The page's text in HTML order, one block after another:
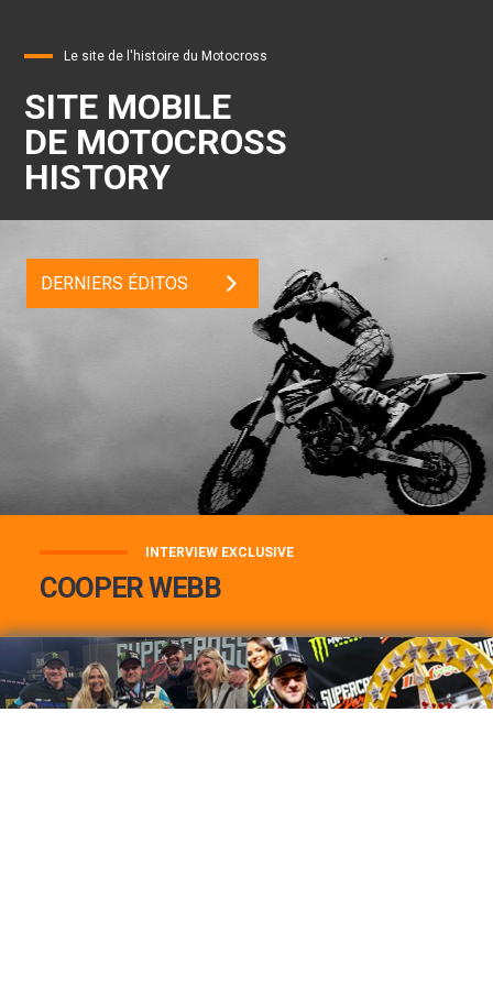
Le site de l'histoire du Motocross
SITE MOBILE
DE MOTOCROSS
HISTORY
DERNIERS ÉDITOS
INTERVIEW EXCLUSIVE
COOPER WEBB